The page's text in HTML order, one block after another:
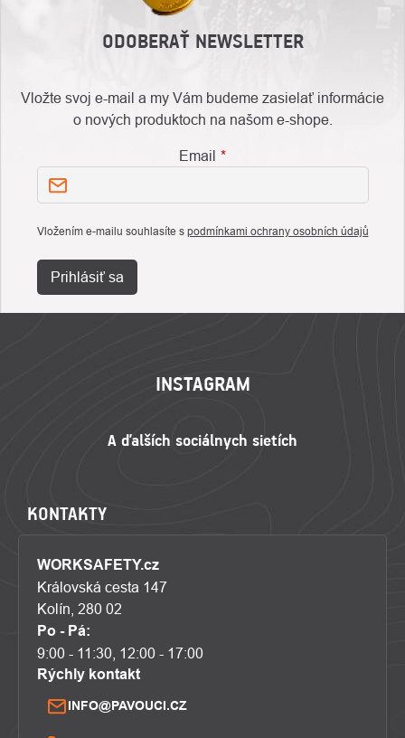
ODOBERAŤ NEWSLETTER
Vložte svoj e-mail a my Vám budeme zasielať informácie
o nových produktoch na našom e-shope.
Email
Vložením e-mailu souhlasíte s podmínkami ochrany osobních údajů
Prihlásiť sa
INSTAGRAM
KONTAKTY
WORKSAFETY.cz
Královská cesta 147
Kolín, 280 02
Po - Pá:
9:00 - 11:30, 12:00 - 17:00
Rýchly kontakt
INFO@PAVOUCI.CZ